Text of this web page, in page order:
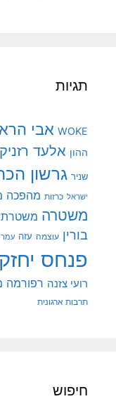
תגיות
WOKE אבי
ההון אלעד רזניק
שניר גרשון
ישראל כרזות מהפכה
משטרה משטרת
בורין עוצמה עזה עמר
פנחס
רועי צזנה רפורמה
תרבות ארגונית
חיפוש